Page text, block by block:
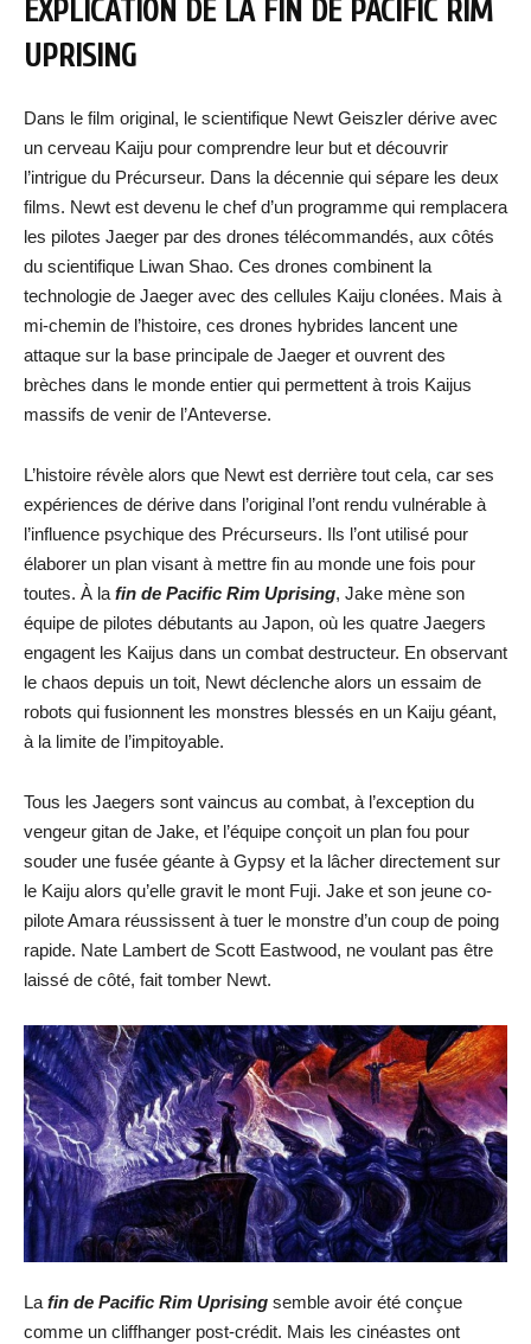
EXPLICATION DE LA FIN DE PACIFIC RIM
UPRISING
Dans le film original, le scientifique Newt Geiszler dérive avec
un cerveau Kaiju pour comprendre leur but et découvrir
l’intrigue du Précurseur. Dans la décennie qui sépare les deux
films. Newt est devenu le chef d’un programme qui remplacera
les pilotes Jaeger par des drones télécommandés, aux côtés
du scientifique Liwan Shao. Ces drones combinent la
technologie de Jaeger avec des cellules Kaiju clonées. Mais à
mi-chemin de l’histoire, ces drones hybrides lancent une
attaque sur la base principale de Jaeger et ouvrent des
brèches dans le monde entier qui permettent à trois Kaijus
massifs de venir de l’Anteverse.
L’histoire révèle alors que Newt est derrière tout cela, car ses
expériences de dérive dans l’original l’ont rendu vulnérable à
l’influence psychique des Précurseurs. Ils l’ont utilisé pour
élaborer un plan visant à mettre fin au monde une fois pour
toutes. À la fin de Pacific Rim Uprising, Jake mène son
équipe de pilotes débutants au Japon, où les quatre Jaegers
engagent les Kaijus dans un combat destructeur. En observant
le chaos depuis un toit, Newt déclenche alors un essaim de
robots qui fusionnent les monstres blessés en un Kaiju géant,
à la limite de l’impitoyable.
Tous les Jaegers sont vaincus au combat, à l’exception du
vengeur gitan de Jake, et l’équipe conçoit un plan fou pour
souder une fusée géante à Gypsy et la lâcher directement sur
le Kaiju alors qu’elle gravit le mont Fuji. Jake et son jeune co-
pilote Amara réussissent à tuer le monstre d’un coup de poing
rapide. Nate Lambert de Scott Eastwood, ne voulant pas être
laissé de côté, fait tomber Newt.
Lafin de Pacific Rim Uprising semble avoir été conçue
comme un cliffhanger post-crédit. Mais les cinéastes ont